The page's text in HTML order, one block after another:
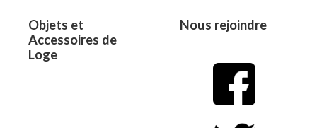
Objets et
Accessoires de
Loge
Nous rejoindre